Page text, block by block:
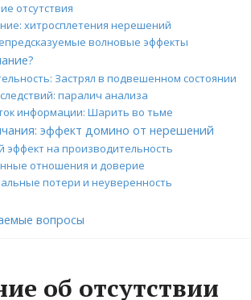
отсутствия
хитросплетения нерешений
волновые эффекты
Застрял в подвешенном состоянии
паралич анализа
информации: Шарить во тьме
эффект домино от нерешений
эффект на производительность
отношения и доверие
потери и неуверенность
вопросы
об отсутствии